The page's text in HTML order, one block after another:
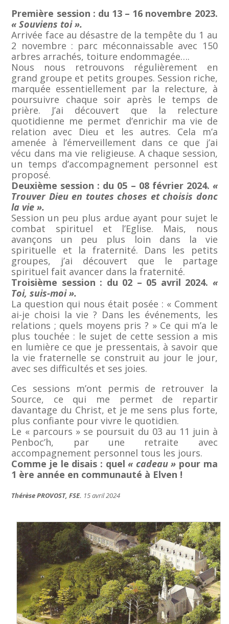
Première session : du 13 – 16 novembre 2023.
« Souviens toi ».
Arrivée face au désastre de la tempête du 1 au
2 novembre : parc méconnaissable avec 150
arbres arrachés, toiture endommagée….
Nous nous retrouvons régulièrement en
grand groupe et petits groupes. Session riche,
marquée essentiellement par la relecture, à
poursuivre chaque soir après le temps de
prière. J’ai découvert que la relecture
quotidienne me permet d’enrichir ma vie de
relation avec Dieu et les autres. Cela m’a
amenée à l’émerveillement dans ce que j’ai
vécu dans ma vie religieuse. A chaque session,
un temps d’accompagnement personnel est
proposé.
Deuxième session : du 05 – 08 février 2024. «
Trouver Dieu en toutes choses et choisis donc
la vie ».
Session un peu plus ardue ayant pour sujet le
combat spirituel et l’Eglise. Mais, nous
avançons un peu plus loin dans la vie
spirituelle et la fraternité. Dans les petits
groupes, j’ai découvert que le partage
spirituel fait avancer dans la fraternité.
Troisième session : du 02 – 05 avril 2024. «
Toi, suis-moi ».
La question qui nous était posée : « Comment
ai-je choisi la vie ? Dans les événements, les
relations ; quels moyens pris ? » Ce qui m’a le
plus touchée : le sujet de cette session a mis
en lumière ce que je pressentais, à savoir que
la vie fraternelle se construit au jour le jour,
avec ses difficultés et ses joies.
Ces sessions m’ont permis de retrouver la
Source, ce qui me permet de repartir
davantage du Christ, et je me sens plus forte,
plus confiante pour vivre le quotidien.
Le « parcours » se poursuit du 03 au 11 juin à
Penboc’h, par une retraite avec
accompagnement personnel tous les jours.
Comme je le disais : quel« cadeau » pour ma
1 ère année en communauté à Elven !
Thérèse PROVOST, FSE. 15 avril 2024